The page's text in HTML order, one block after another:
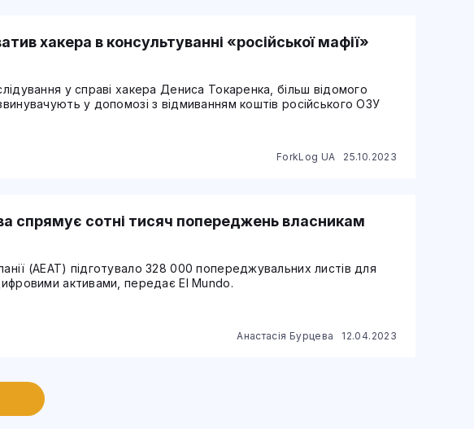
хакера в консультуванні «російської мафії»
у справі хакера Дениса Токаренка, більш відомого
у допомозі з відмиванням коштів російського ОЗУ
ForkLog UA 25.10.2023
спрямує сотні тисяч попереджень власникам
(AEAT) підготувало 328 000 попереджувальних листів для
активами, передає El Mundo.
Анастасія Бурцева 12.04.2023